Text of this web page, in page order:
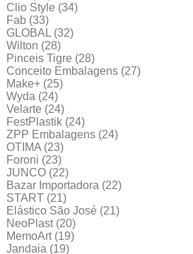
Clio Style (34)
Fab (33)
GLOBAL (32)
Wilton (28)
Pinceis Tigre (28)
Conceito Embalagens (27)
Make+ (25)
Wyda (24)
Velarte (24)
FestPlastik (24)
ZPP Embalagens (24)
OTIMA (23)
Foroni (23)
JUNCO (22)
Bazar Importadora (22)
START (21)
Elástico São José (21)
NeoPlast (20)
MemoArt (19)
Jandaia (19)